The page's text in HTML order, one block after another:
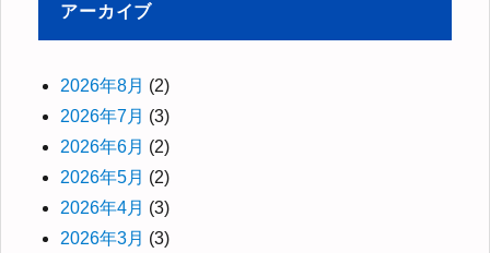
アーカイブ
2026年8月 (2)
2026年7月 (3)
2026年6月 (2)
2026年5月 (2)
2026年4月 (3)
2026年3月 (3)